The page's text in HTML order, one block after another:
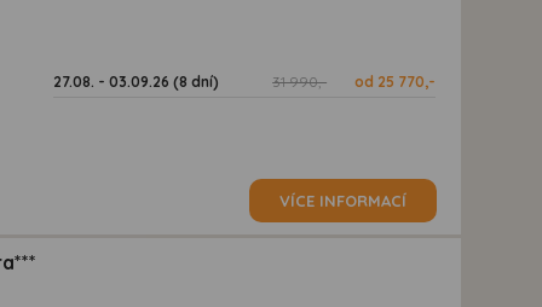
27.08. - 03.09.26 (8 dní) 31 990,- od 25 770,-
VÍCE INFORMACÍ